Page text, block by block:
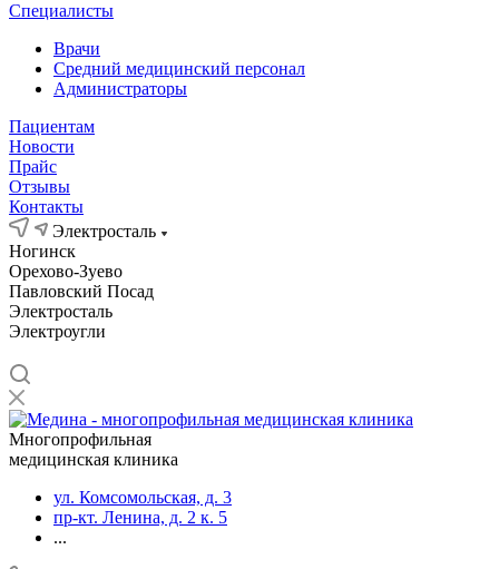
Специалисты
Врачи
Средний медицинский персонал
Администраторы
Пациентам
Новости
Прайс
Отзывы
Контакты
Электросталь
Ногинск
Орехово-Зуево
Павловский Посад
Электросталь
Электроугли
Многопрофильная
медицинская клиника
ул. Комсомольская, д. 3
пр-кт. Ленина, д. 2 к. 5
...